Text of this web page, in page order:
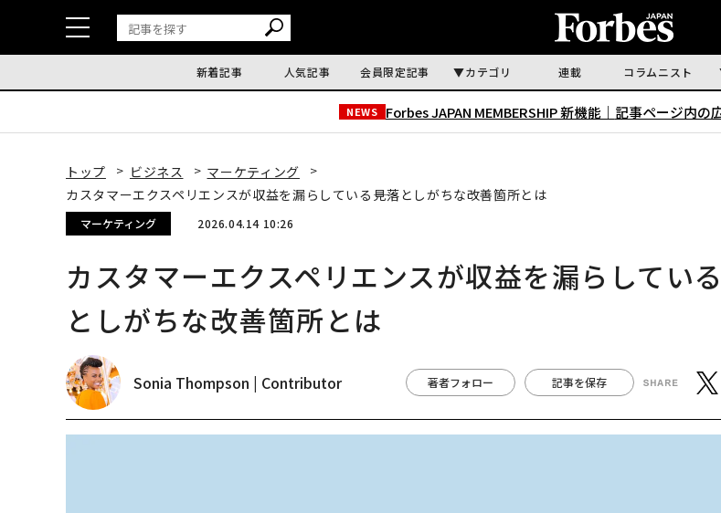
新着記事 人気記事 会員限定記事 カテゴリ 連載 コラムニスト
NEWS Forbes JAPAN MEMBERSHIP 新機能｜ 記事ページ内の
トップ ビジネス
マーケティング
カスタマーエクスペリエンスが収益を漏らしている――見落としがちな改善箇所とは
マーケティング 2026.04.14 10:26
カスタマーエクスペリエンスが収益を漏らしている
としがちな改善箇所とは
Sonia Thompson | Contributor 著者フォロー 記事を保存